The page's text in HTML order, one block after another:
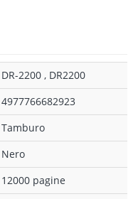
DR-2200 , DR2200
4977766682923
Tamburo
Nero
12000 pagine